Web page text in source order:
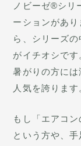
ノビーゼ®シリ
ーションがあ
ら、シリーズ
がイチオシです
暑がりの方に
人気を誇ります
もし「エアコ
という方や、